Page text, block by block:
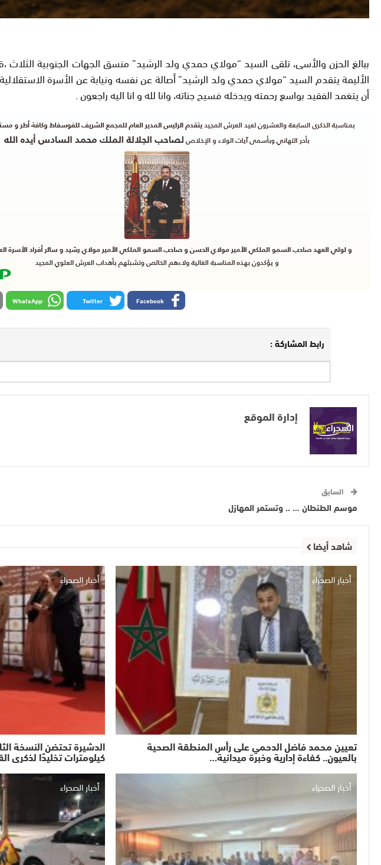
ببالغ الحزن والأسى، تلقى السيد “مولاي حمدي ولد الرشيد” منسق الجهات الجنوبية
الأليمة يتقدم السيد “مولاي حمدي ولد الرشيد” أصالة عن نفسه ونيابة عن الأسرة
أن يتغمد الفقيد بواسع رحمته ويدخله فسيح جناته، وانا لله و انا اليه راجعون .
Facebook
Twitter
WhatsApp
رابط المشاركة :
إدارة الموقع
السابق
موسم الطنطان … .. وتستمر المهازل
شاهد أيضا
أخبار الصحراء
تعيين محمد فاضل الدحمي على رأس المنطقة الصحية
بالعيون.. كفاءة إدارية وخبرة ميدانية…
أخبار الصحراء
كيلومترات تخليدًا لذكرى
أخبار الصحراء أخبار الصحراء